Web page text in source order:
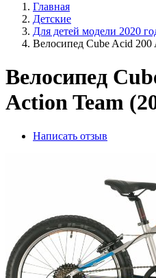
Главная
Детские
Для детей модели 2020
Велосипед Cube Acid 200
Велосипед
Action Team
Написать отзыв